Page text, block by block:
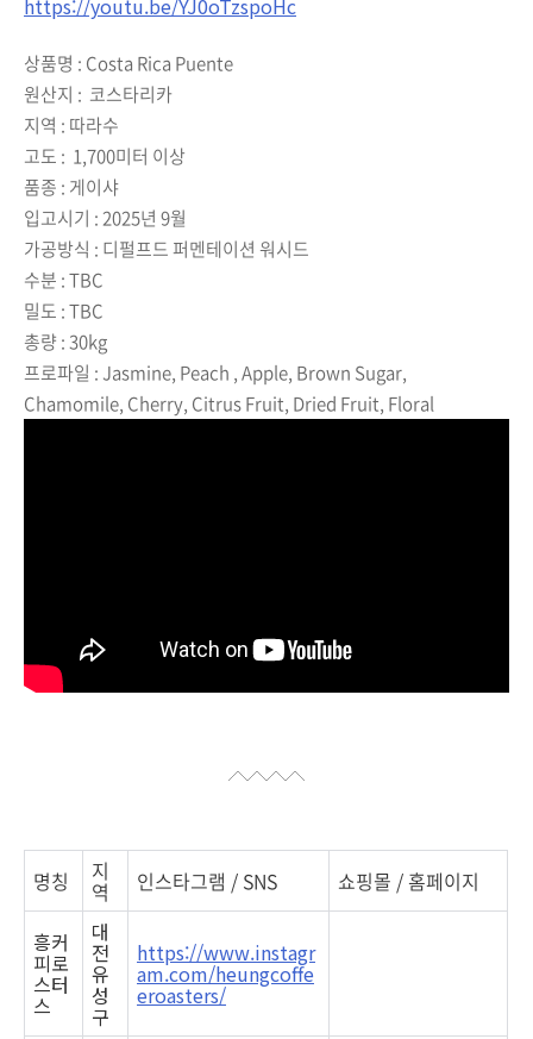
https://youtu.be/YJ0oTzspoHc
상품명 : Costa Rica Puente
원산지 : 코스타리카
지역 : 따라수
고도 : 1,700미터 이상
품종 : 게이샤
입고시기 :2025년 9월
가공방식 : 디펄프드 퍼멘테이션 워시드
수분 :TBC
밀도 :TBC
총량 :30kg
프로파일 : Jasmine, Peach , Apple, Brown Sugar,
Chamomile, Cherry, Citrus Fruit, Dried Fruit, Floral
명칭 지
역 인스타그램 / SNS 쇼핑몰 / 홈페이지
흥커
피로
스터
스
대
전
유
성
구
https://www.instagr
am.com/heungcoffe
eroasters/